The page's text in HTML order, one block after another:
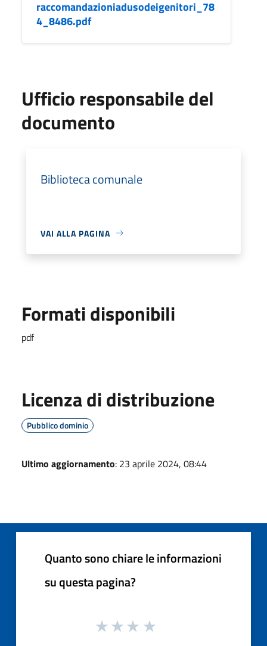
raccomandazioniadusodeigenitori_78
4_8486.pdf
Ufficio responsabile del
documento
Biblioteca comunale
VAI ALLA PAGINA
Formati disponibili
pdf
Licenza di distribuzione
Pubblico dominio
Ultimo aggiornamento: 23 aprile 2024, 08:44
Quanto sono chiare le informazioni
su questa pagina?